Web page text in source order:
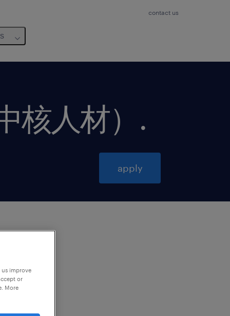
contact us
人材） .
apply
improve
or
More